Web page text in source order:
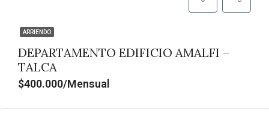
ARRIENDO
DEPARTAMENTO EDIFICIO AMALFI –
TALCA
$400.000/Mensual